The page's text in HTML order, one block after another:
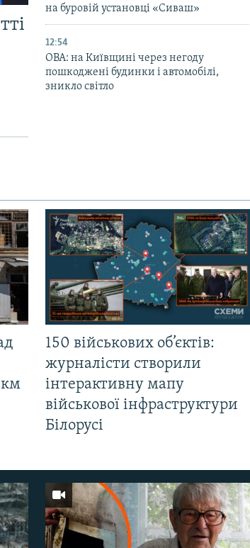
на буровій установці «Сиваш»
12:54
ОВА: на Київщині через негоду
пошкоджені будинки і автомобілі,
зникло світло
км
150 військових об’єктів:
журналісти створили
інтерактивну мапу
військової інфраструктури
Білорусі